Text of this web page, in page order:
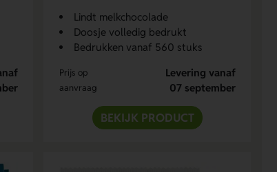
Lindt melkchocolade
Doosje volledig bedrukt
Bedrukken vanaf 560 stuks
Prijs op
aanvraag
Levering vanaf
07 september
BEKIJK PRODUCT